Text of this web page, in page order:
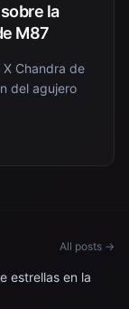
la
M87
Chandra de
del agujero
All posts →
estrellas en la